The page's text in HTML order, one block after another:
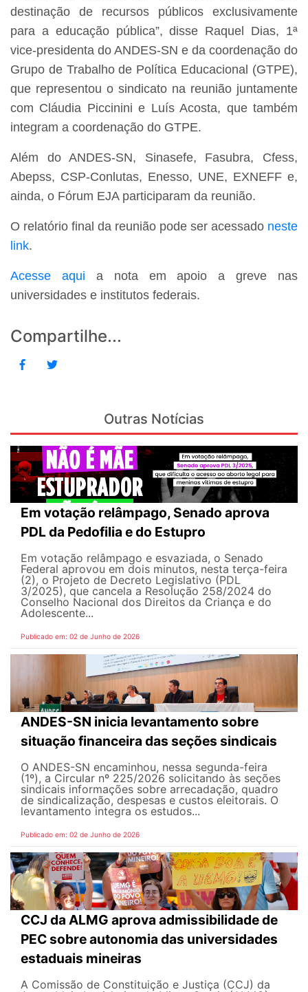
destinação de recursos públicos exclusivamente
para a educação pública”, disse Raquel Dias, 1ª
vice-presidenta do ANDES-SN e da coordenação do
Grupo de Trabalho de Política Educacional (GTPE),
que representou o sindicato na reunião juntamente
com Cláudia Piccinini e Luís Acosta, que também
integram a coordenação do GTPE.
Além do ANDES-SN, Sinasefe, Fasubra, Cfess,
Abepss, CSP-Conlutas, Enesso, UNE, EXNEFF e,
ainda, o Fórum EJA participaram da reunião.
O relatório final da reunião pode ser acessado neste
link.
Acesse aqui
a nota em apoio a greve nas
universidades e institutos federais.
Compartilhe...
Outras Notícias
Em votação relâmpago, Senado aprova
PDL da Pedofilia e do Estupro
Em votação relâmpago e esvaziada, o Senado
Federal aprovou em dois minutos, nesta terça-feira
(2), o Projeto de Decreto Legislativo (PDL
3/2025), que cancela a Resolução 258/2024 do
Conselho Nacional dos Direitos da Criança e do
Adolescente...
Publicado em: 02 de Junho de 2026
ANDES-SN inicia levantamento sobre
situação financeira das seções sindicais
O ANDES-SN encaminhou, nessa segunda-feira
(1º), a Circular nº 225/2026 solicitando às seções
sindicais informações sobre arrecadação, quadro
de sindicalização, despesas e custos eleitorais. O
levantamento integra os estudos...
Publicado em: 02 de Junho de 2026
CCJ da ALMG aprova admissibilidade de
PEC sobre autonomia das universidades
estaduais mineiras
A Comissão de Constituição e Justiça (CCJ) da